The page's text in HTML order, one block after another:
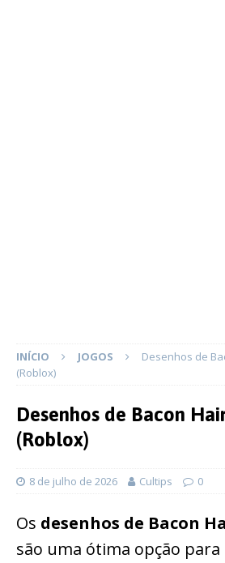
INÍCIO JOGOS
Desenhos de
(Roblox)
Desenhos de Bacon
(Roblox)
8 de julho de 2026 Cultips 0
Os desenhos de Bacon
são uma ótima opção